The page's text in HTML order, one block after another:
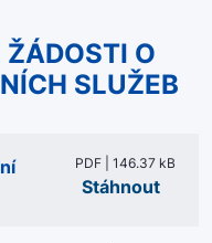
ŽÁDOSTI O
SLUŽEB
PDF | 146.37 kB
Stáhnout